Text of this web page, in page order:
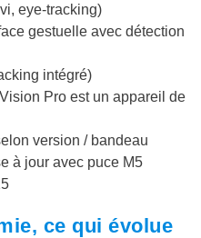
eye-tracking)
gestuelle avec détection
intégré)
Pro est un appareil de
version / bandeau
à jour avec puce M5
ce qui évolue